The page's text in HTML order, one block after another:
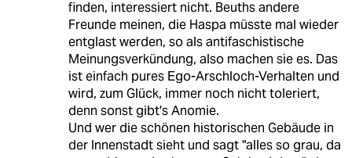
finden, interessiert nicht. Beuths andere
Freunde meinen, die Haspa müsste mal wieder
entglast werden, so als antifaschistische
Meinungsverkündung, also machen sie es. Das
ist einfach pures Ego-Arschloch-Verhalten und
wird, zum Glück, immer noch nicht toleriert,
denn sonst gibt's Anomie.
Und wer die schönen historischen Gebäude in
der Innenstadt sieht und sagt "alles so grau, da